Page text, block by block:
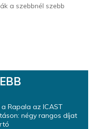
a szebbnél szebb
Rapala az ICAST
négy rangos díjat